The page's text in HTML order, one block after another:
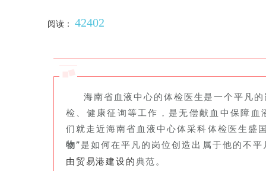
阅读： 42402
海南省血液中心的体检医生是一个平凡
检、健康征询等工作，是无偿献血中保障血
们就走近海南省血液中心体采科体检医生盛
物”是如何在平凡的岗位创造出 属于他的不平
由贸易港建设的典范。